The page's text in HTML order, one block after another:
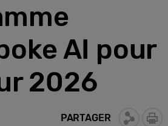
AI pour
2026
PARTAGER